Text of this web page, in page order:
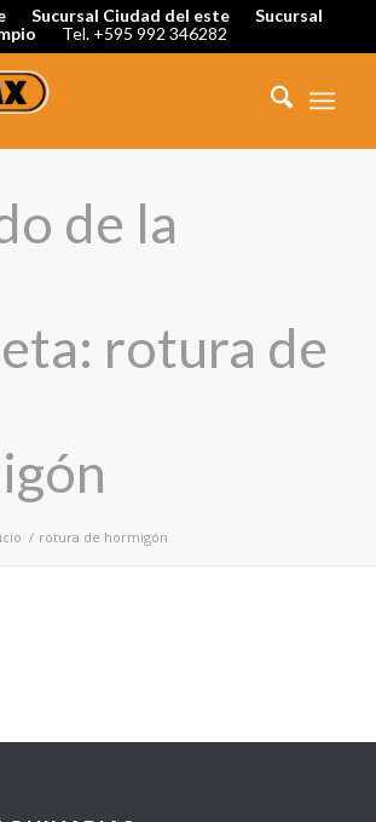
Sucursal Ciudad del este
Sucursal
Tel. +595 992 346282
de la
rotura de
/ rotura de hormigón